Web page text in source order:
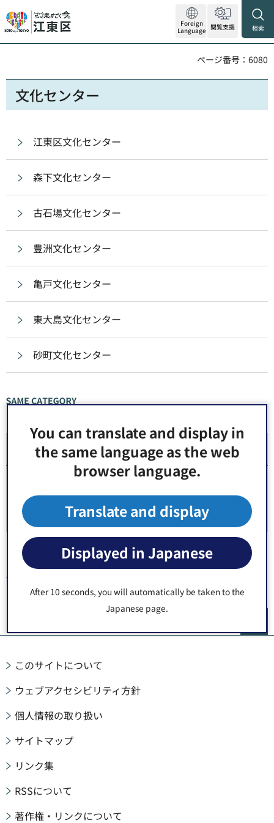
You can translate and display in
the same language as the web
browser language.
Translate and display
Displayed in Japanese
After 10 seconds, you will automatically be taken to the
Japanese page.
Foreign
Language 閲覧支援 検索
ページ番号：6080
文化センター
江東区文化センター
森下文化センター
古石場文化センター
豊洲文化センター
亀戸文化センター
東大島文化センター
砂町文化センター
文化センター・公会堂
トップページ>施設案内>区施設>文化センター・公会堂> 文化セ
このサイトについて
ウェブアクセシビリティ方針
個人情報の取り扱い
サイトマップ
リンク集
RSSについて
著作権・リンクについて